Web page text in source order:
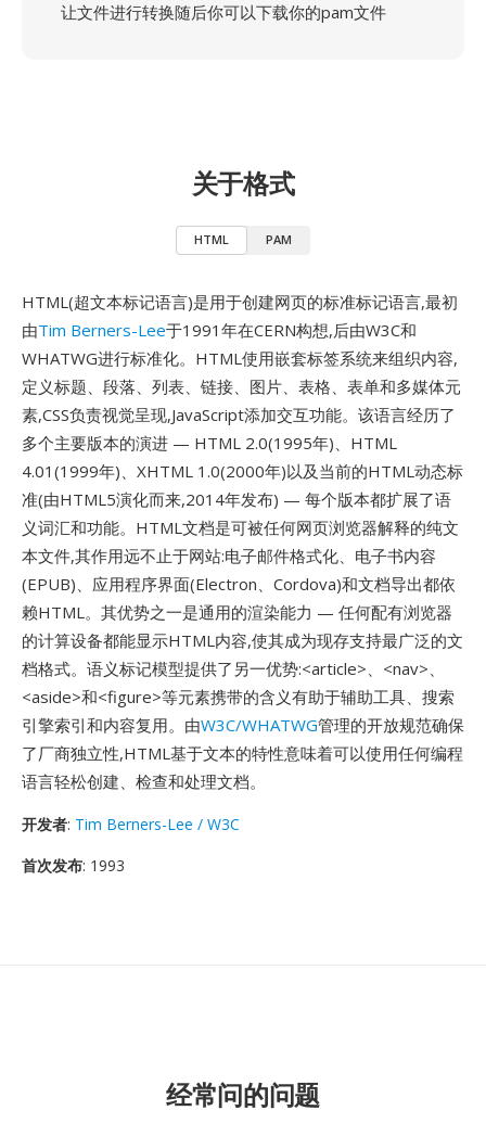
让文件进行转换随后你可以下载你的pam文件
关于格式
HTML PAM
HTML(超文本标记语言)是用于创建网页的标准标记语言,最初
由Tim Berners-Lee于1991年在CERN构想,后由W3C和
WHATWG进行标准化。HTML使用嵌套标签系统来组织内容,
定义标题、段落、列表、链接、图片、表格、表单和多媒体元
素,CSS负责视觉呈现,JavaScript添加交互功能。该语言经历了
多个主要版本的演进 — HTML 2.0(1995年)、HTML
4.01(1999年)、XHTML 1.0(2000年)以及当前的HTML动态标
准(由HTML5演化而来,2014年发布) — 每个版本都扩展了语
义词汇和功能。HTML文档是可被任何网页浏览器解释的纯文
本文件,其作用远不止于网站:电子邮件格式化、电子书内容
(EPUB)、应用程序界面(Electron、Cordova)和文档导出都依
赖HTML。其优势之一是通用的渲染能力 — 任何配有浏览器
的计算设备都能显示HTML内容,使其成为现存支持最广泛的文
档格式。语义标记模型提供了另一优势:<article>、<nav>、
<aside>和<figure>等元素携带的含义有助于辅助工具、搜索
引擎索引和内容复用。由W3C/WHATWG管理的开放规范确保
了厂商独立性,HTML基于文本的特性意味着可以使用任何编程
语言轻松创建、检查和处理文档。
开发者: Tim Berners-Lee / W3C
首次发布: 1993
经常问的问题